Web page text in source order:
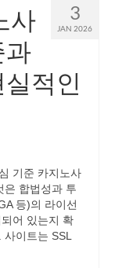
3
JAN 2026
사
과
적인
기준 카지노사
은 합법성과 투
등)의 라이선
어 있는지 확
사이트는 SSL